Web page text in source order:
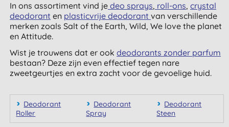
In ons assortiment vind je deo sprays, roll-ons,crystal
deodorant en plasticvrije deodorantvan verschillende
merken zoals Salt of the Earth, Wild, We love the planet
en Attitude.
Wist je trouwens dat er ookdeodorants zonder parfum
bestaan? Deze zijn even effectief tegen nare
zweetgeurtjes en extra zacht voor de gevoelige huid.
Deodorant
Roller
Deodorant
Spray
Deodorant
Steen